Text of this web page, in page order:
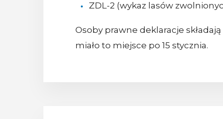
ZDL-2 (wykaz lasów
Osoby prawne deklaracje
miało to miejsce po 15 stycznia.